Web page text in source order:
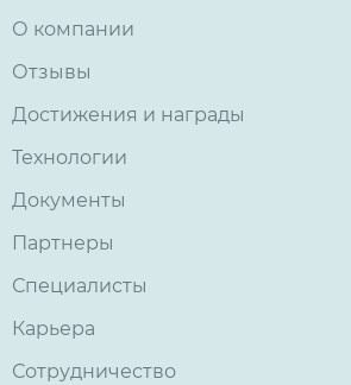
О компании
Отзывы
Достижения и награды
Технологии
Документы
Партнеры
Специалисты
Карьера
Сотрудничество